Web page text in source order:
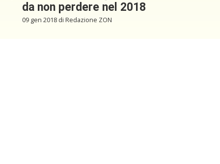
da non perdere nel 2018
09 gen 2018 di Redazione ZON